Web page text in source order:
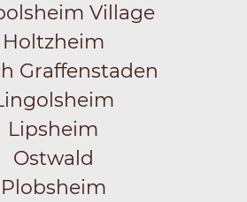
Village
Holtzheim
Graffenstaden
Lipsheim
Ostwald
Plobsheim